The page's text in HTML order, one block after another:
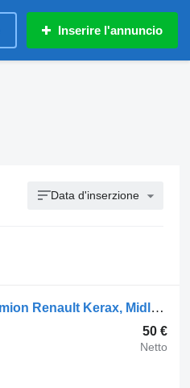
Inserire l'annuncio
Data d'inserzione
Steering Gear Bracket Renault Midlum (01.00-) 7421543230 per camion Renault Kerax, Midlum (1997-2014)
50 €
Netto